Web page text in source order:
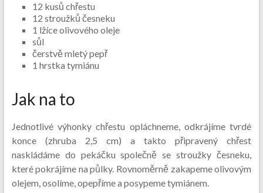
12 kusů chřestu
12 stroužků česneku
1 lžíce olivového oleje
sůl
čerstvě mletý pepř
1 hrstka tymiánu
Jak na to
Jednotlivé výhonky chřestu opláchneme, odkrájíme tvrdé
konce (zhruba 2,5 cm) a takto připravený chřest
naskládáme do pekáčku společně se stroužky česneku,
které pokrájíme na půlky. Rovnoměrně zakapeme olivovým
olejem, osolíme, opepříme a posypeme tymiánem.